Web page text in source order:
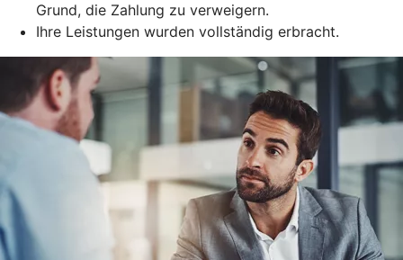
Grund, die Zahlung zu verweigern.
Ihre Leistungen wurden vollständig erbracht.